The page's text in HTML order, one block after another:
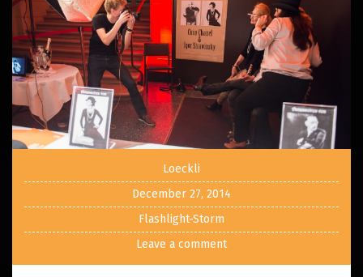
Loeckli
December 27, 2014
Flashlight-Storm
Leave a comment